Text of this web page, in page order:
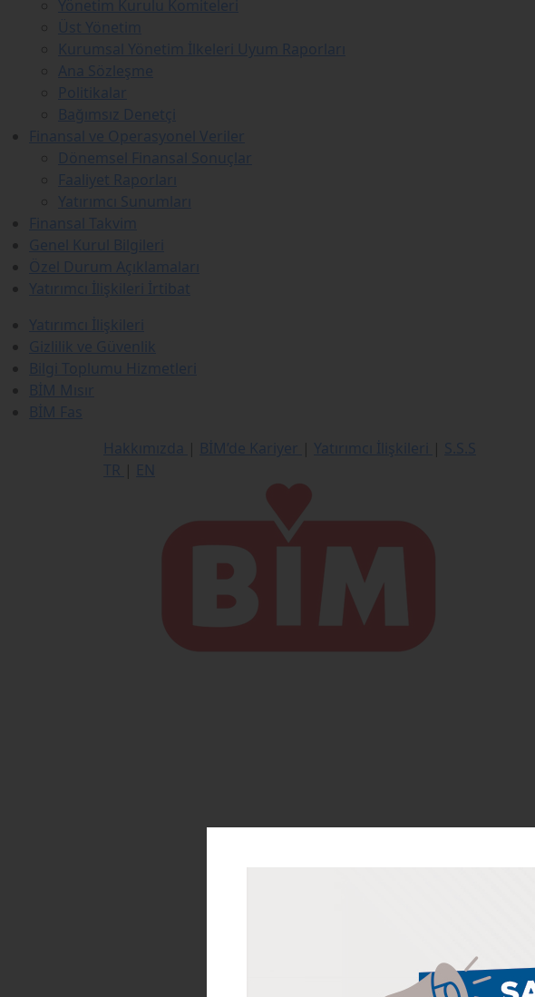
Yönetim Kurulu Komiteleri
Üst Yönetim
Kurumsal Yönetim İlkeleri Uyum Raporları
Ana Sözleşme
Politikalar
Bağımsız Denetçi
Finansal ve Operasyonel Veriler
Dönemsel Finansal Sonuçlar
Faaliyet Raporları
Yatırımcı Sunumları
Finansal Takvim
Genel Kurul Bilgileri
Özel Durum Açıklamaları
Yatırımcı İlişkileri İrtibat
Yatırımcı İlişkileri
Gizlilik ve Güvenlik
Bilgi Toplumu Hizmetleri
BİM Mısır
BİM Fas
Hakkımızda
BİM’de Kariyer Yatırımcı İlişkileri
S.S.S
TR
EN